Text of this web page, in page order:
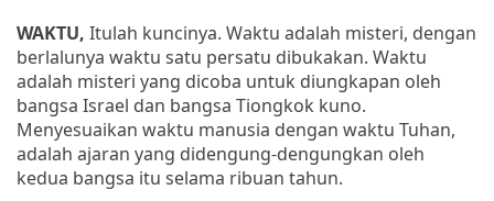
WAKTU, Itulah kuncinya. Waktu adalah misteri, dengan
berlalunya waktu satu persatu dibukakan. Waktu
adalah misteri yang dicoba untuk diungkapan oleh
bangsa Israel dan bangsa Tiongkok kuno.
Menyesuaikan waktu manusia dengan waktu Tuhan,
adalah ajaran yang didengung-dengungkan oleh
kedua bangsa itu selama ribuan tahun.